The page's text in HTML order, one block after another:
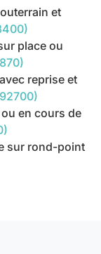
et
place ou
reprise et
en cours de
sur rond-point